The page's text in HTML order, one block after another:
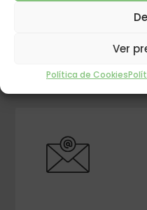
Ver
Política de Cookies
EL